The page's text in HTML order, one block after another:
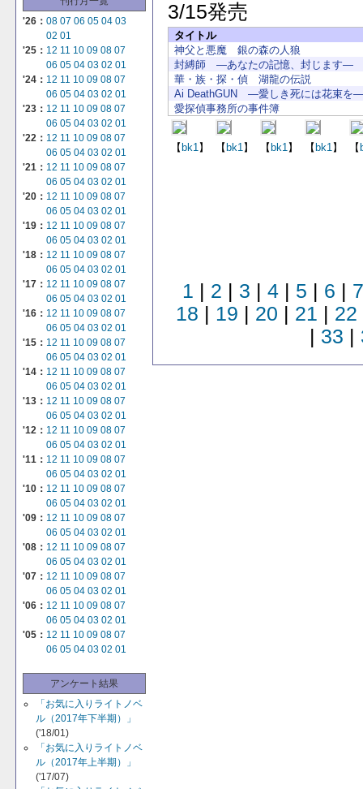
'26： 08 07 06 05 04 03
02 01
'25： 12 11 10 09 08 07
06 05 04 03 02 01
'24： 12 11 10 09 08 07
06 05 04 03 02 01
'23： 12 11 10 09 08 07
06 05 04 03 02 01
'22： 12 11 10 09 08 07
06 05 04 03 02 01
'21： 12 11 10 09 08 07
06 05 04 03 02 01
'20： 12 11 10 09 08 07
06 05 04 03 02 01
'19： 12 11 10 09 08 07
06 05 04 03 02 01
'18： 12 11 10 09 08 07
06 05 04 03 02 01
'17： 12 11 10 09 08 07
06 05 04 03 02 01
'16： 12 11 10 09 08 07
06 05 04 03 02 01
'15： 12 11 10 09 08 07
06 05 04 03 02 01
'14： 12 11 10 09 08 07
06 05 04 03 02 01
'13： 12 11 10 09 08 07
06 05 04 03 02 01
'12： 12 11 10 09 08 07
06 05 04 03 02 01
'11： 12 11 10 09 08 07
06 05 04 03 02 01
'10： 12 11 10 09 08 07
06 05 04 03 02 01
'09： 12 11 10 09 08 07
06 05 04 03 02 01
'08： 12 11 10 09 08 07
06 05 04 03 02 01
'07： 12 11 10 09 08 07
06 05 04 03 02 01
'06： 12 11 10 09 08 07
06 05 04 03 02 01
'05： 12 11 10 09 08 07
06 05 04 03 02 01
アンケート結果
「お気に入りライトノベ
ル（2017年下半期）」
('18/01)
「お気に入りライトノベ
ル（2017年上半期）」
('17/07)
3/15発売
タイトル
神父と悪魔 銀の森の人狼
封縛師 ―あなたの記憶、封じます―
華・族・探・偵 湖龍の伝説
Ai DeathGUN ―愛しき死には花束を―
愛探偵事務所の事件簿
【 bk1 】 【 bk1 】 【 bk1 】 【 bk1 】 【
1 | 2 | 3 | 4 | 5 | 6 | 7
18 | 19 | 20 | 21 | 22
| 33 |